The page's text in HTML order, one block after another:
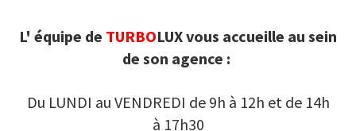
L' équipe de TURBOLUXvous accueille au sein
de son agence :
Du LUNDI au VENDREDI de 9h à 12h et de 14h
à 17h30